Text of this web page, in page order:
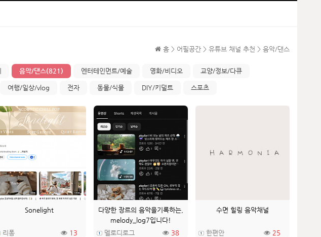
홈 > 어필공간 > 유튜브 채널 추천 > 음악/댄스
음악/댄스(821) 엔터테인먼트/예술 영화/비디오 교양/정보/다큐
여행/일상/vlog 전자 동물/식물 DIY/키덜트 스포츠
Sonelight
리퐁 13
다양한 장르의 음악을기록하는,
melody_log7입니다!
멜로디로그
38
수면 힐링 음악채널
한편안 25